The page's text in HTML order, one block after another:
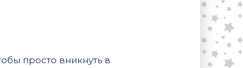
просто вникнуть в